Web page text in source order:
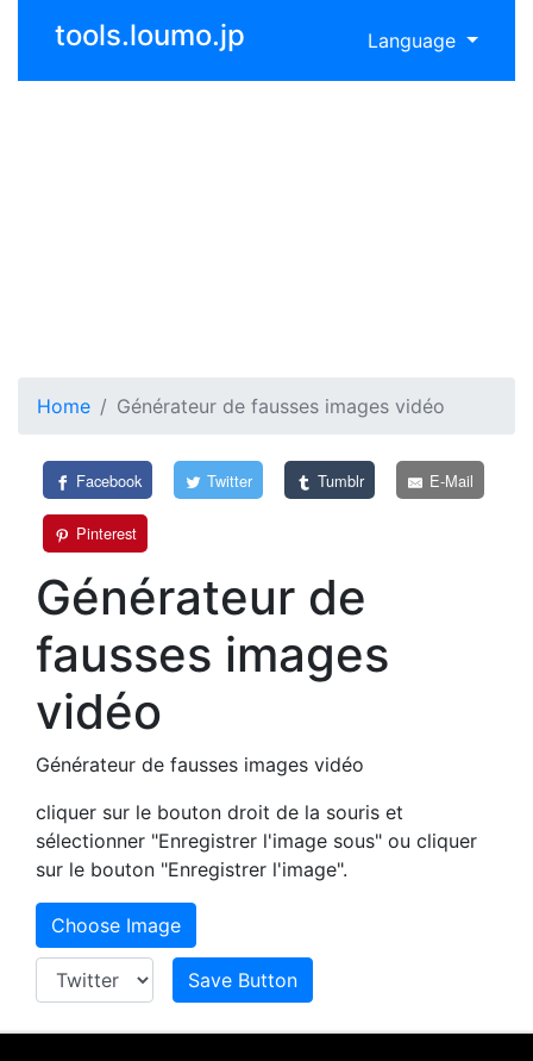
tools.loumo.jp Language
Home Générateur de fausses images vidéo
Facebook Twitter Tumblr E-Mail
Pinterest
Générateur de
fausses images
vidéo
Générateur de fausses images vidéo
cliquer sur le bouton droit de la souris et
sélectionner "Enregistrer l'image sous" ou cliquer
sur le bouton "Enregistrer l'image".
Choose Image
Save Button